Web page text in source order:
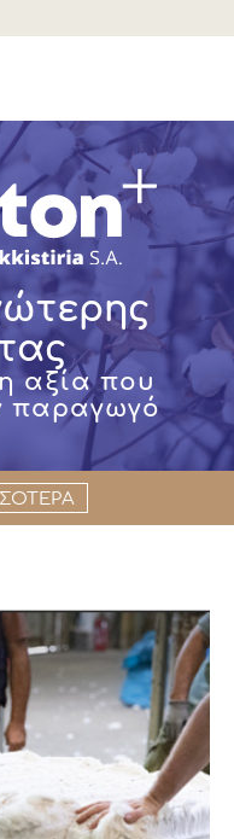
αξία που
παραγωγό